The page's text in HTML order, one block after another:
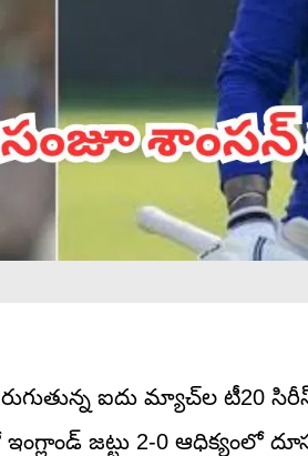
ఐదు మ్యాచ్‌ల టీ20
జట్టు 2-0 ఆధిక్యంలో